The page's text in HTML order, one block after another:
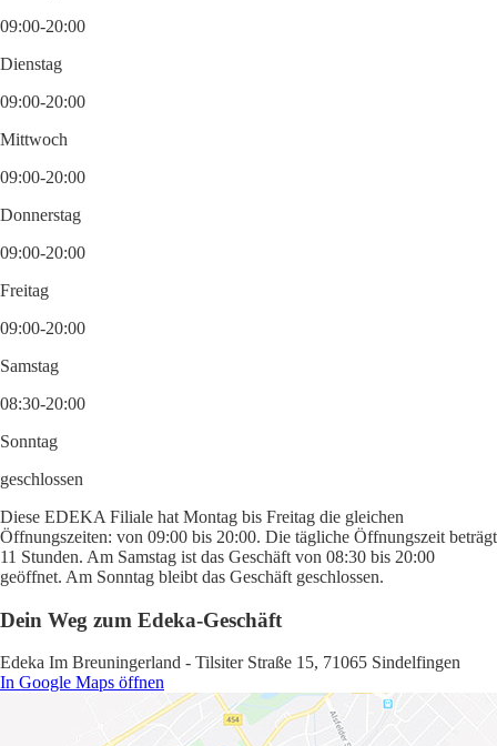
09:00-20:00
Dienstag
09:00-20:00
Mittwoch
09:00-20:00
Donnerstag
09:00-20:00
Freitag
09:00-20:00
Samstag
08:30-20:00
Sonntag
geschlossen
Diese EDEKA Filiale hat Montag bis Freitag die gleichen
Öffnungszeiten: von 09:00 bis 20:00. Die tägliche Öffnungszeit beträgt
11 Stunden. Am Samstag ist das Geschäft von 08:30 bis 20:00
geöffnet. Am Sonntag bleibt das Geschäft geschlossen.
Dein Weg zum Edeka-Geschäft
Edeka Im Breuningerland - Tilsiter Straße 15, 71065 Sindelfingen
In Google Maps öffnen